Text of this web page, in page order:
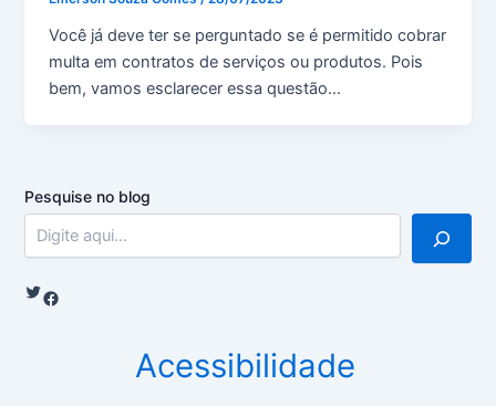
Você já deve ter se perguntado se é permitido cobrar
multa em contratos de serviços ou produtos. Pois
bem, vamos esclarecer essa questão…
Pesquise no blog
Twitter Facebook
Acessibilidade